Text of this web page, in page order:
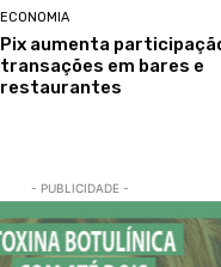
ECONOMIA
Pix aumenta
transações em bares e
restaurantes
- PUBLICIDADE -